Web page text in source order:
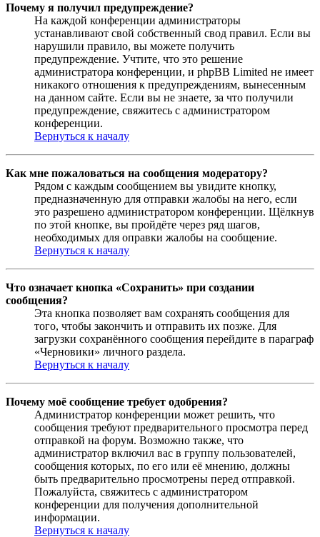
Почему я получил предупреждение?
На каждой конференции администраторы
устанавливают свой собственный свод правил. Если вы
нарушили правило, вы можете получить
предупреждение. Учтите, что это решение
администратора конференции, и phpBB Limited не имеет
никакого отношения к предупреждениям, вынесенным
на данном сайте. Если вы не знаете, за что получили
предупреждение, свяжитесь с администратором
конференции.
Вернуться к началу
Как мне пожаловаться на сообщения модератору?
Рядом с каждым сообщением вы увидите кнопку,
предназначенную для отправки жалобы на него, если
это разрешено администратором конференции. Щёлкнув
по этой кнопке, вы пройдёте через ряд шагов,
необходимых для оправки жалобы на сообщение.
Вернуться к началу
Что означает кнопка «Сохранить» при создании
сообщения?
Эта кнопка позволяет вам сохранять сообщения для
того, чтобы закончить и отправить их позже. Для
загрузки сохранённого сообщения перейдите в параграф
«Черновики» личного раздела.
Вернуться к началу
Почему моё сообщение требует одобрения?
Администратор конференции может решить, что
сообщения требуют предварительного просмотра перед
отправкой на форум. Возможно также, что
администратор включил вас в группу пользователей,
сообщения которых, по его или её мнению, должны
быть предварительно просмотрены перед отправкой.
Пожалуйста, свяжитесь с администратором
конференции для получения дополнительной
информации.
Вернуться к началу